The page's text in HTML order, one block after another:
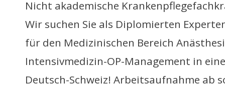
Nicht akademische
Wir suchen Sie als Diplomierten
für den Medizinischen Bereich
Intensivmedizin-OP-Management in
Deutsch-Schweiz! Arbeitsaufnahme ab